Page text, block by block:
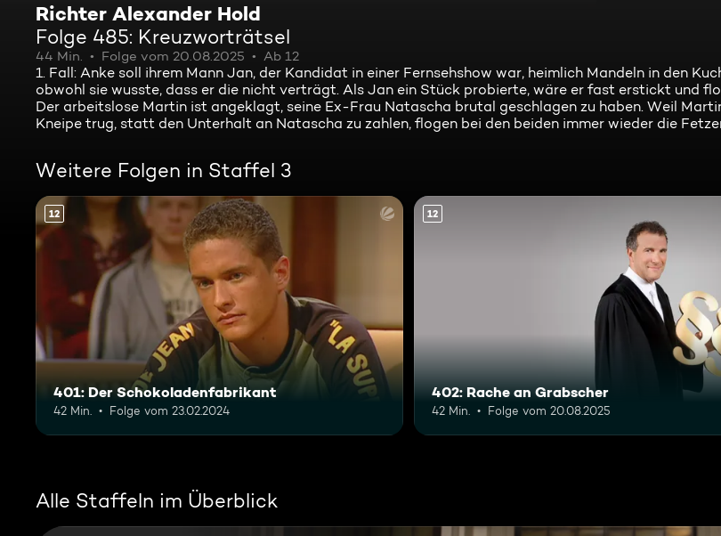
Richter Alexander Hold
Folge 485: Kreuzworträtsel
44 Min. Folge vom 20.08.2025 Ab 12
1. Fall: Anke soll ihrem Mann Jan, der Kandidat in einer Fernsehshow war, heimlich Mandeln in den
obwohl sie wusste, dass er die nicht verträgt. Als Jan ein Stück probierte, wäre er fast erstickt und
Der arbeitslose Martin ist angeklagt, seine Ex-Frau Natascha brutal geschlagen zu haben. Weil
Kneipe trug, statt den Unterhalt an Natascha zu zahlen, flogen bei den beiden immer wieder die
Weitere Folgen in Staffel 3
12
401: Der Schokoladenfabrikant
42 Min. Folge vom 23.02.2024
12
402: Rache an Grabscher
42 Min. Folge vom 20.08.2025
Alle Staffeln im Überblick